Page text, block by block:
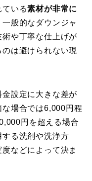
ている素材が非常に
般的なダウンジャ
や丁寧な仕上げが
は避けられない現
設定に大きな差が
場合では6,000円程
円を超える場合
する洗剤や洗浄方
などによって決ま